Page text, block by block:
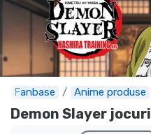
Fanbase Anime produse
Demon Slayer jocuri
Ultimele
Oferte
Expres
Precomenzi